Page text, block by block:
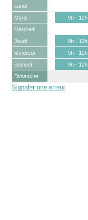
Lundi
Mardi
9h - 12h
Mercredi
Jeudi
9h - 12h
Vendredi
9h - 12h
Samedi
9h - 12h
Dimanche
Signaler une erreur